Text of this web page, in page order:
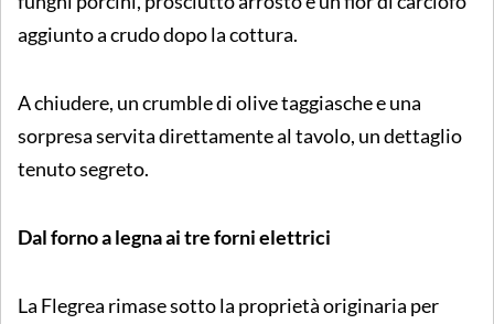
aggiunto a crudo dopo la cottura.
A chiudere, un crumble di olive taggiasche e una
sorpresa servita direttamente al tavolo, un dettaglio
tenuto segreto.
Dal forno a legna ai tre forni elettrici
La Flegrea rimase sotto la proprietà originaria per